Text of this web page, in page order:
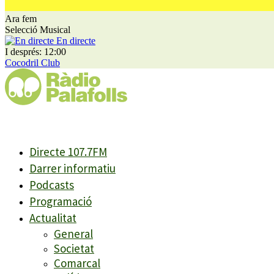
Ara fem
Selecció Musical
En directe
I després: 12:00
Cocodril Club
Directe 107.7FM
Darrer informatiu
Podcasts
Programació
Actualitat
General
Societat
Comarcal